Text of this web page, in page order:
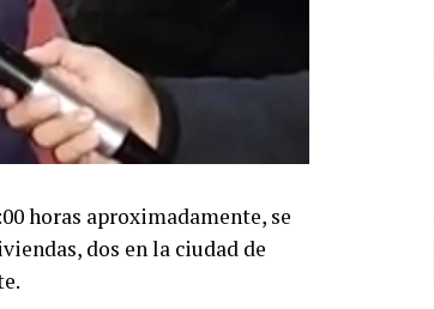
horas aproximadamente, se
dos en la ciudad de